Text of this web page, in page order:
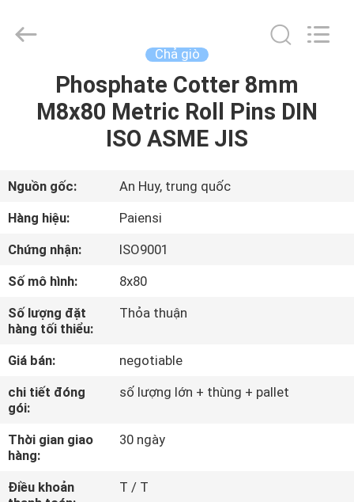
TRANG
CHỦ
SẢN
PHẨM
CHÚNG
TÔI
THAM
QUAN
MÁY
Chả giò
Phosphate Cotter 8mm
M8x80 Metric Roll Pins DIN
ISO ASME JIS
Nguồn gốc:
An Huy, trung quốc
Hàng hiệu:
Paiensi
Chứng nhận:
ISO9001
Số mô hình:
8x80
Số lượng đặt
hàng tối thiểu:
Thỏa thuận
Giá bán:
negotiable
chi tiết đóng
gói:
số lượng lớn + thùng + pallet
Thời gian giao
hàng:
30 ngày
Điều khoản
T / T